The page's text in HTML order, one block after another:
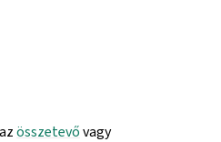
összetevővagy